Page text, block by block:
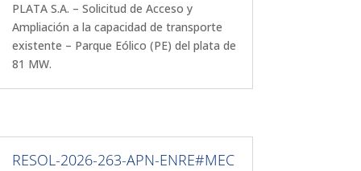
PLATA S.A. – Solicitud de Acceso y
Ampliación a la capacidad de transporte
existente – Parque Eólico (PE) del plata de
81 MW.
RESOL-2026-263-APN-ENRE#MEC